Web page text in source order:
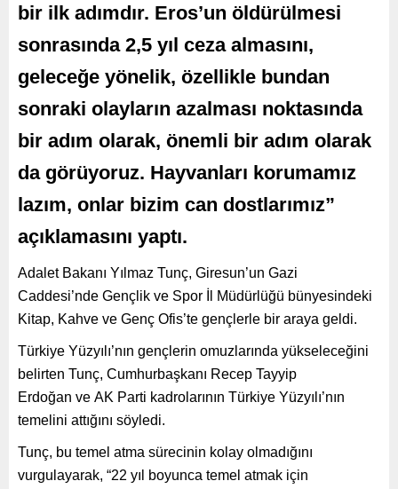
bir ilk adımdır. Eros’un öldürülmesi
sonrasında 2,5 yıl ceza almasını,
geleceğe yönelik, özellikle bundan
sonraki olayların azalması noktasında
bir adım olarak, önemli bir adım olarak
da görüyoruz. Hayvanları korumamız
lazım, onlar bizim can dostlarımız”
açıklamasını yaptı.
Adalet Bakanı Yılmaz Tunç, Giresun’un Gazi
Caddesi’nde Gençlik ve Spor İl Müdürlüğü bünyesindeki
Kitap, Kahve ve Genç Ofis’te gençlerle bir araya geldi.
Türkiye Yüzyılı’nın gençlerin omuzlarında yükseleceğini
belirten Tunç, Cumhurbaşkanı Recep Tayyip
Erdoğan ve AK Parti kadrolarının Türkiye Yüzyılı’nın
temelini attığını söyledi.
Tunç, bu temel atma sürecinin kolay olmadığını
vurgulayarak, “22 yıl boyunca temel atmak için